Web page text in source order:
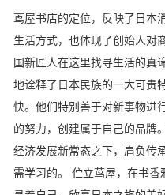
茑屋书店的定位，反映了日本
生活方式，也体现了创始人对
国新匠人在这里找寻生活的真
地诠释了日本民族的一大可
快。他们特别善于对新事物进
的努力，创建属于自己的品牌
经济发展新常态之下，肩负传
需学习的。 伫立茑屋，在书